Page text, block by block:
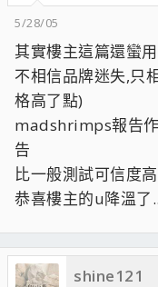
5/28/05
其實樓主這篇還蠻
不相信品牌迷失,只
格高了點)
madshrimps報告
告
比一般測試可信度
恭喜樓主的u降溫了..
shine121